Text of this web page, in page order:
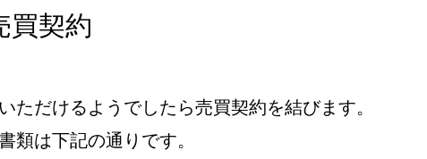
買契約
ただけるようでしたら売買契約を結びます。
類は下記の通りです。